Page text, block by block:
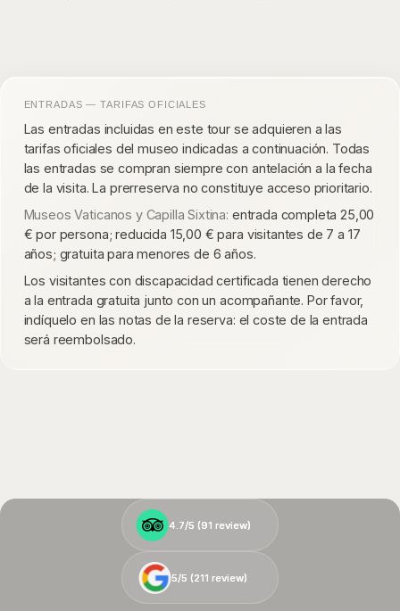
ENTRADAS — TARIFAS OFICIALES
Las entradas incluidas en este tour se adquieren a las
tarifas oficiales del museo indicadas a continuación. Todas
las entradas se compran siempre con antelación a la fecha
de la visita. La prerreserva no constituye acceso prioritario.
Museos Vaticanos y Capilla Sixtina: entrada completa 25,00
€ por persona; reducida 15,00 € para visitantes de 7 a 17
años; gratuita para menores de 6 años.
Los visitantes con discapacidad certificada tienen derecho
a la entrada gratuita junto con un acompañante. Por favor,
indíquelo en las notas de la reserva: el coste de la entrada
será reembolsado.
4.7/5 (91 review)
4.7/5 (91 review)
5/5 (211 review)
5/5 (211 review)